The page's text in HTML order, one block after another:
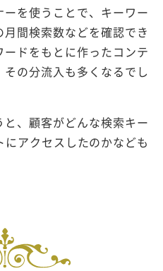
を使うことで、キーワー
間検索数などを確認でき
ドをもとに作ったコンテ
の分流入も多くなるでし
、顧客がどんな検索キー
アクセスしたのかなども